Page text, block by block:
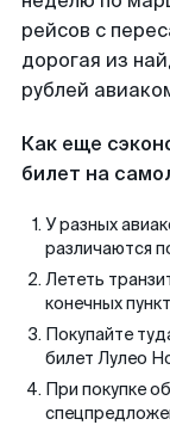
рейсов с
дорогая из
рублей
Как еще
билет на
У разных
различаются
Лететь
конечных
Покупайте
билет Лулео
При покупке